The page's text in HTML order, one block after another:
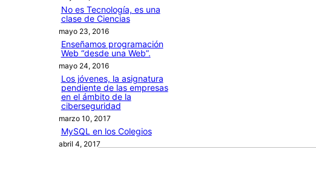
No es Tecnología, es una
clase de Ciencias
mayo 23, 2016
Enseñamos programación
Web “desde una Web”.
mayo 24, 2016
Los jóvenes, la asignatura
pendiente de las empresas
en el ámbito de la
ciberseguridad
marzo 10, 2017
MySQL en los Colegios
abril 4, 2017